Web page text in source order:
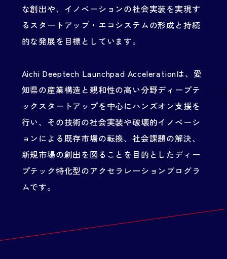
な創出や、イノベーションの社会実装を実現す
るスタートアップ・エコシステムの形成と持続
的な発展を目標としています。
Aichi Deeptech Launchpad Accelerationは、愛
知県の産業構造と親和性の高い分野ディープテ
ックスタートアップを中心にハンズオン支援を
行い、その技術の社会実装や破壊的イノベーシ
ョンによる既存市場の転換、社会課題の解決、
新規市場の創出を図ることを目的としたディー
プテック特化型のアクセラレーションプログラ
ムです。